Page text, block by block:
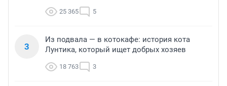
25 365 5
3
Из подвала — в котокафе: история кота
Лунтика, который ищет добрых хозяев
18 763 3